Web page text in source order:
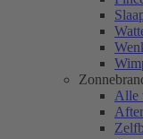
Alle